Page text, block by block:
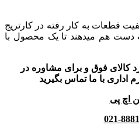
قطعات به کار رفته در کارتریج
هم میدهند تا یک محصول با
کالای فوق و برای مشاوره در
اداری با ما تماس بگیرید
اچ پی
021-